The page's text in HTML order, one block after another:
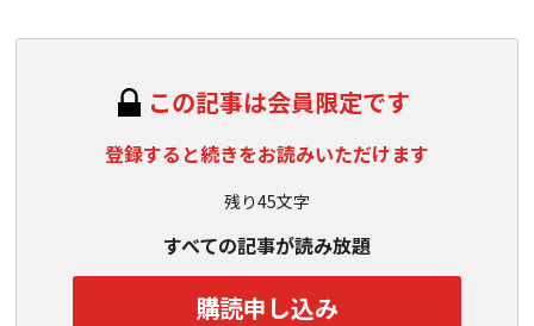
この記事は会員限定です
登録すると続きをお読みいただけます
残り45文字
すべての記事が読み放題
購読申し込み